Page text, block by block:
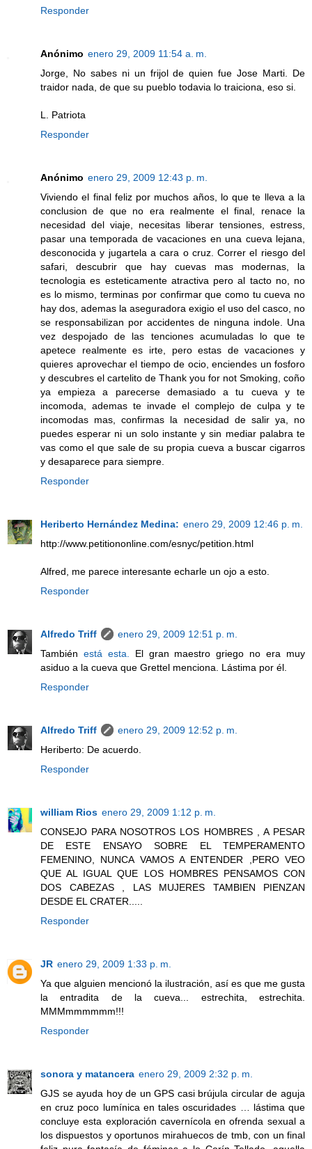
Responder
Anónimo enero 29, 2009 11:54 a. m.
Jorge, No sabes ni un frijol de quien fue Jose Marti. De
traidor nada, de que su pueblo todavia lo traiciona, eso si.
L. Patriota
Responder
Anónimo enero 29, 2009 12:43 p. m.
Viviendo el final feliz por muchos años, lo que te lleva a la
conclusion de que no era realmente el final, renace la
necesidad del viaje, necesitas liberar tensiones, estress,
pasar una temporada de vacaciones en una cueva lejana,
desconocida y jugartela a cara o cruz. Correr el riesgo del
safari, descubrir que hay cuevas mas modernas, la
tecnologia es esteticamente atractiva pero al tacto no, no
es lo mismo, terminas por confirmar que como tu cueva no
hay dos, ademas la aseguradora exigio el uso del casco, no
se responsabilizan por accidentes de ninguna indole. Una
vez despojado de las tenciones acumuladas lo que te
apetece realmente es irte, pero estas de vacaciones y
quieres aprovechar el tiempo de ocio, enciendes un fosforo
y descubres el cartelito de Thank you for not Smoking, coño
ya empieza a parecerse demasiado a tu cueva y te
incomoda, ademas te invade el complejo de culpa y te
incomodas mas, confirmas la necesidad de salir ya, no
puedes esperar ni un solo instante y sin mediar palabra te
vas como el que sale de su propia cueva a buscar cigarros
y desaparece para siempre.
Responder
Heriberto Hernández Medina: enero 29, 2009 12:46 p. m.
http://www.petitiononline.com/esnyc/petition.html
Alfred, me parece interesante echarle un ojo a esto.
Responder
Alfredo Triff
enero 29, 2009 12:51 p. m.
También está esta.
El gran maestro griego no era muy
asiduo a la cueva que Grettel menciona. Lástima por él.
Responder
Alfredo Triff
enero 29, 2009 12:52 p. m.
Heriberto: De acuerdo.
Responder
william Rios enero 29, 2009 1:12 p. m.
CONSEJO PARA NOSOTROS LOS HOMBRES , A PESAR
DE ESTE ENSAYO SOBRE EL TEMPERAMENTO
FEMENINO, NUNCA VAMOS A ENTENDER ,PERO VEO
QUE AL IGUAL QUE LOS HOMBRES PENSAMOS CON
DOS CABEZAS , LAS MUJERES TAMBIEN PIENZAN
DESDE EL CRATER.....
Responder
JR enero 29, 2009 1:33 p. m.
Ya que alguien mencionó la ilustración, así es que me gusta
la entradita de la cueva... estrechita, estrechita.
MMMmmmmmm!!!
Responder
sonora y matancera enero 29, 2009 2:32 p. m.
GJS se ayuda hoy de un GPS casi brújula circular de aguja
en cruz poco lumínica en tales oscuridades … lástima que
concluye esta exploración cavernícola en ofrenda sexual a
los dispuestos y oportunos mirahuecos de tmb, con un final